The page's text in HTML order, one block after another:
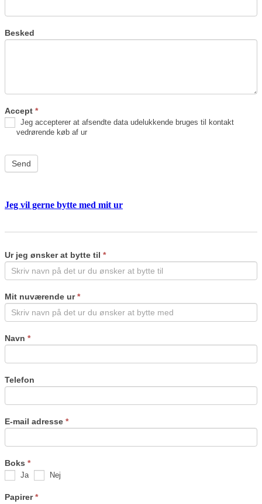
Besked
Accept *
Jeg accepterer at afsendte data udelukkende bruges til kontakt
vedrørende køb af ur
Send
Jeg vil gerne bytte med mit ur
Ur jeg ønsker at bytte til *
Mit nuværende ur*
Navn *
Telefon
E-mail adresse *
Boks *
Ja Nej
Papirer*
human,
leave
this
blank.